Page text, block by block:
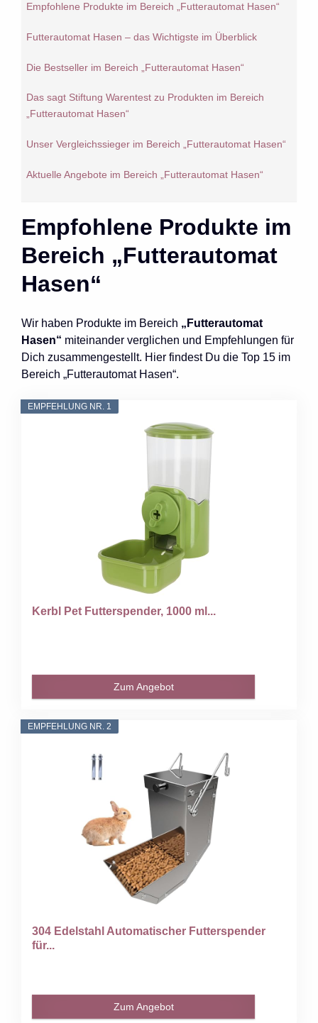
Empfohlene Produkte im Bereich „Futterautomat Hasen“
Futterautomat Hasen – das Wichtigste im Überblick
Die Bestseller im Bereich „Futterautomat Hasen“
Das sagt Stiftung Warentest zu Produkten im Bereich
„Futterautomat Hasen“
Unser Vergleichssieger im Bereich „Futterautomat Hasen“
Aktuelle Angebote im Bereich „Futterautomat Hasen“
Empfohlene Produkte im
Bereich „Futterautomat
Hasen“
Wir haben Produkte im Bereich „Futterautomat
Hasen“ miteinander verglichen und Empfehlungen für
Dich zusammengestellt. Hier findest Du die Top 15 im
Bereich „Futterautomat Hasen“.
EMPFEHLUNG NR. 1
Kerbl Pet Futterspender, 1000 ml...
Zum Angebot
EMPFEHLUNG NR. 2
304 Edelstahl Automatischer Futterspender
für...
Zum Angebot